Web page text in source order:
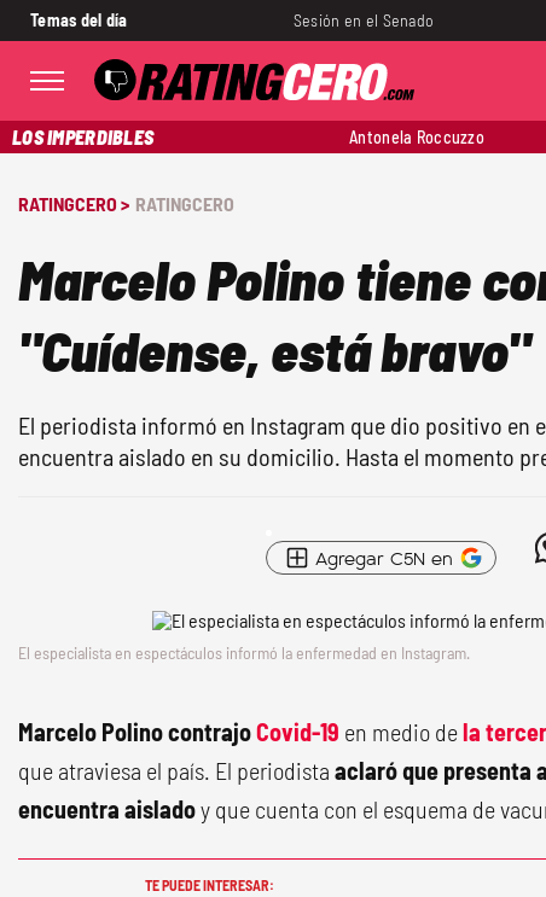
Temas del día Sesión en el Senado
LOS IMPERDIBLES Antonela Roccuzzo
RATINGCERO > RATINGCERO
Marcelo Polino tiene
"Cuídense, está bravo"
El periodista informó en Instagram que dio positivo en
encuentra aislado en su domicilio. Hasta el momento
Agregar C5N en
El especialista en espectáculos informó la enfermedad en Instagram.
Marcelo Polino contrajoCovid-19 en medio dela
que atraviesa el país. El periodista aclaró que presenta
encuentra aisladoy que cuenta con el esquema de
TE PUEDE INTERESAR: